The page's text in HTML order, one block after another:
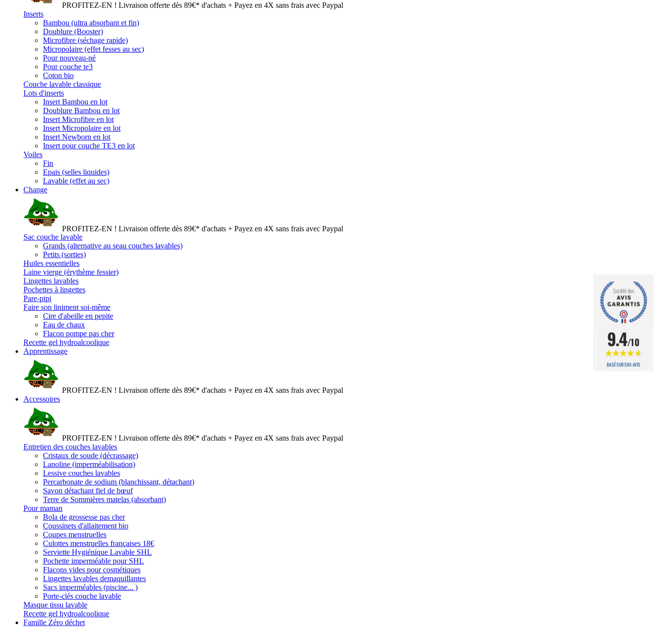
PROFITEZ-EN ! Livraison offerte dès 89€* d'achats + Payez en 4X sans frais avec Paypal
Inserts
Bambou (ultra absorbant et fin)
Doublure (Booster)
Microfibre (séchage rapide)
Micropolaire (effet fesses au sec)
Pour nouveau-né
Pour couche te3
Coton bio
Couche lavable classique
Lots d'inserts
Insert Bambou en lot
Doublure Bambou en lot
Insert Microfibre en lot
Insert Micropolaire en lot
Insert Newborn en lot
Insert pour couche TE3 en lot
Voiles
Fin
Epais (selles liquides)
Lavable (effet au sec)
Change
PROFITEZ-EN ! Livraison offerte dès 89€* d'achats + Payez en 4X sans frais avec Paypal
Sac couche lavable
Grands (alternative au seau couches lavables)
Petits (sorties)
Huiles essentielles
Laine vierge (érythème fessier)
Lingettes lavables
Pochettes à lingettes
Pare-pipi
Faire son liniment soi-même
Cire d'abeille en pepite
Eau de chaux
Flacon pompe pas cher
Recette gel hydroalcoolique
Apprentissage
PROFITEZ-EN ! Livraison offerte dès 89€* d'achats + Payez en 4X sans frais avec Paypal
Accessoires
PROFITEZ-EN ! Livraison offerte dès 89€* d'achats + Payez en 4X sans frais avec Paypal
Entretien des couches lavables
Cristaux de soude (décrassage)
Lanoline (imperméabilisation)
Lessive couches lavables
Percarbonate de sodium (blanchissant, détachant)
Savon détachant fiel de bœuf
Terre de Sommières matelas (absorbant)
Pour maman
Bola de grossesse pas cher
Coussinets d'allaitement bio
Coupes menstruelles
Culottes menstruelles françaises 18€
Serviette Hygiénique Lavable SHL
Pochette imperméable pour SHL
Flacons vides pour cosmétiques
Lingettes lavables demaquillantes
Sacs imperméables (piscine... )
Porte-clés couche lavable
Masque tissu lavable
Recette gel hydroalcoolique
Famille Zéro déchet
9.4/10
BASÉ SUR 586 AVIS